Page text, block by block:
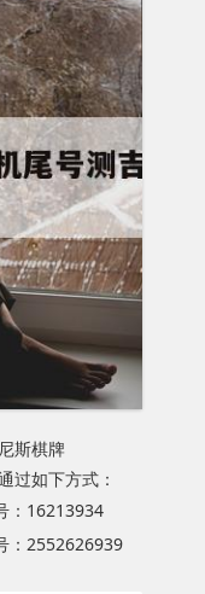
斯棋牌
过如下方式：
：16213934
：2552626939